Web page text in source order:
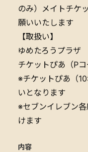
のみ）メイトチケ
願いいたします
【取扱い】
ゆめたろうプラザ
チケットぴあ（P
※チケットぴあ（
いとなります
※セブンイレブン
けます
内容